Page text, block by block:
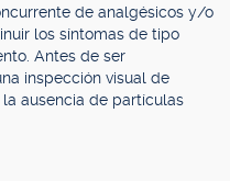
de analgésicos y/o
los síntomas de tipo
Antes de ser
inspección visual de
ausencia de partículas